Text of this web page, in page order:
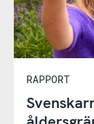
RAPPORT